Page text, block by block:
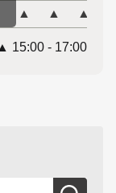
▲ ▲ ▲
15:00 - 17:00